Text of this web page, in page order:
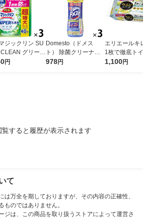
ジックリン SU
グリーン
詰め替え 超特
円
Domesto（ドメス
ト） 除菌クリーナー
本体 500ml １セット
978円
エリエールキ
1枚で徹底ト
除シート シ
1,100円
覧すると履歴が表示されます
て
は万全を期しておりますが、その内容の正確性、
ものではありません。
ジは、この商品を取り扱うストアによって運営さ